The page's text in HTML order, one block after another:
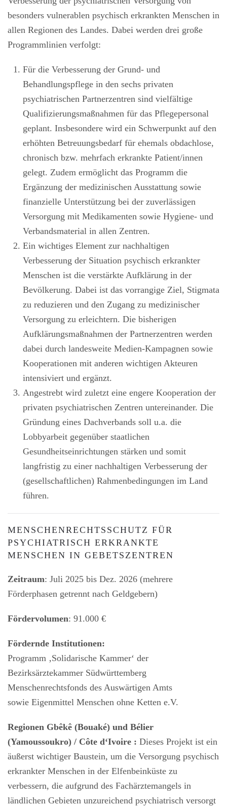
besonders vulnerablen psychisch erkrankten Menschen in
allen Regionen des Landes. Dabei werden drei große
Programmlinien verfolgt:
Für die Verbesserung der Grund- und
Behandlungspflege in den sechs privaten
psychiatrischen Partnerzentren sind vielfältige
Qualifizierungsmaßnahmen für das Pflegepersonal
geplant. Insbesondere wird ein Schwerpunkt auf den
erhöhten Betreuungsbedarf für ehemals obdachlose,
chronisch bzw. mehrfach erkrankte Patient/innen
gelegt. Zudem ermöglicht das Programm die
Ergänzung der medizinischen Ausstattung sowie
finanzielle Unterstützung bei der zuverlässigen
Versorgung mit Medikamenten sowie Hygiene- und
Verbandsmaterial in allen Zentren.
Ein wichtiges Element zur nachhaltigen
Verbesserung der Situation psychisch erkrankter
Menschen ist die verstärkte Aufklärung in der
Bevölkerung. Dabei ist das vorrangige Ziel, Stigmata
zu reduzieren und den Zugang zu medizinischer
Versorgung zu erleichtern. Die bisherigen
Aufklärungsmaßnahmen der Partnerzentren werden
dabei durch landesweite Medien-Kampagnen sowie
Kooperationen mit anderen wichtigen Akteuren
intensiviert und ergänzt.
Angestrebt wird zuletzt eine engere Kooperation der
privaten psychiatrischen Zentren untereinander. Die
Gründung eines Dachverbands soll u.a. die
Lobbyarbeit gegenüber staatlichen
Gesundheitseinrichtungen stärken und somit
langfristig zu einer nachhaltigen Verbesserung der
(gesellschaftlichen) Rahmenbedingungen im Land
führen.
MENSCHENRECHTSSCHUTZ FÜR
PSYCHIATRISCH ERKRANKTE
MENSCHEN IN GEBETSZENTREN
Zeitraum: Juli 2025 bis Dez. 2026 (mehrere
Förderphasen getrennt nach Geldgebern)
Fördervolumen: 91.000 €
Fördernde Institutionen:
Programm ‚Solidarische Kammer‘ der
Bezirksärztekammer Südwürttemberg
Menschenrechtsfonds des Auswärtigen Amts
sowie Eigenmittel Menschen ohne Ketten e.V.
Regionen Gbêkê (Bouaké) und Bélier
(Yamoussoukro) / Côte d‘Ivoire : Dieses Projekt ist ein
äußerst wichtiger Baustein, um die Versorgung psychisch
erkrankter Menschen in der Elfenbeinküste zu
verbessern, die aufgrund des Fachärztemangels in
ländlichen Gebieten unzureichend psychiatrisch versorgt